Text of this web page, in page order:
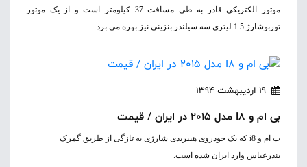
موتور الکتریکی قادر به طی مسافت 37 کیلومتر است و از یک موتور
توربوشارژ 1.5 لیتری سه سیلندر بنزینی نیز بهره می برد.
19 اردیبهشت 1394
بی ام و I8 مدل 2015 در ایران / قیمت
ب ام و i8 که یک خودروی هیبریدی شارژی به تازگی از طریق گمرک
بندرعباس وارد ایران شده است.